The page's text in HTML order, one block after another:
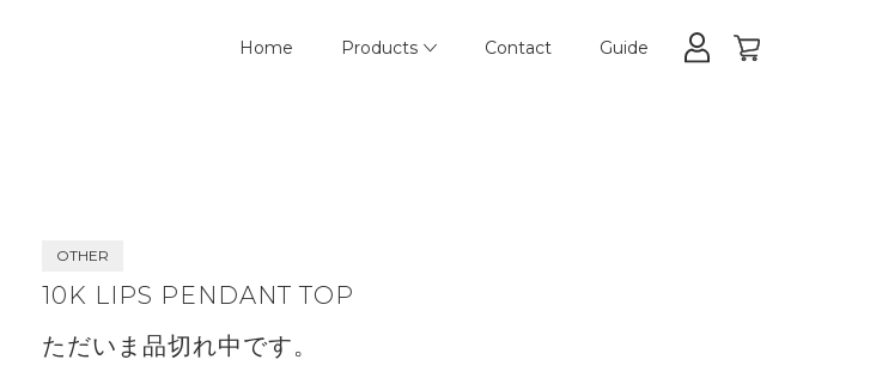
Home Products Contact Guide
OTHER
10K LIPS PENDANT TOP
ただいま品切れ中です。